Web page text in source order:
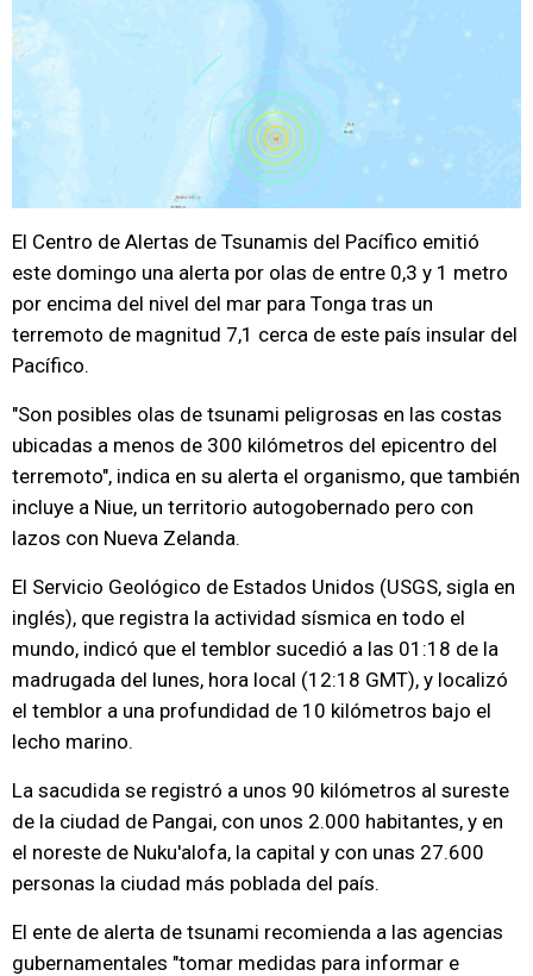
El Centro de Alertas de Tsunamis del Pacífico emitió
este domingo una alerta por olas de entre 0,3 y 1 metro
por encima del nivel del mar para Tonga tras un
terremoto de magnitud 7,1 cerca de este país insular del
Pacífico.
"Son posibles olas de tsunami peligrosas en las costas
ubicadas a menos de 300 kilómetros del epicentro del
terremoto", indica en su alerta el organismo, que también
incluye a Niue, un territorio autogobernado pero con
lazos con Nueva Zelanda.
El Servicio Geológico de Estados Unidos (USGS, sigla en
inglés), que registra la actividad sísmica en todo el
mundo, indicó que el temblor sucedió a las 01:18 de la
madrugada del lunes, hora local (12:18 GMT), y localizó
el temblor a una profundidad de 10 kilómetros bajo el
lecho marino.
La sacudida se registró a unos 90 kilómetros al sureste
de la ciudad de Pangai, con unos 2.000 habitantes, y en
el noreste de Nuku'alofa, la capital y con unas 27.600
personas la ciudad más poblada del país.
El ente de alerta de tsunami recomienda a las agencias
gubernamentales "tomar medidas para informar e